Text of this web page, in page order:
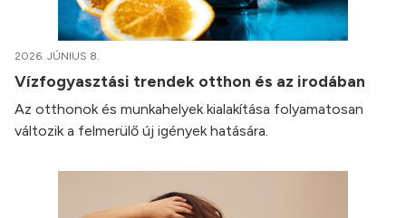
2026. JÚNIUS 8.
Vízfogyasztási trendek otthon és az irodában
Az otthonok és munkahelyek kialakítása folyamatosan
változik a felmerülő új igények hatására.